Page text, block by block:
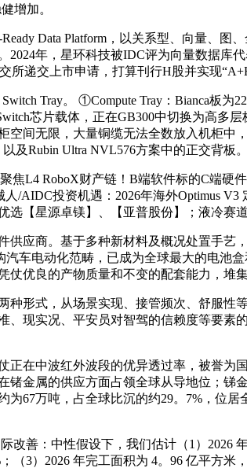
增加。
Data Platform，以关系型、向量、图
2024年，星环科技被IDC评为向量数据
所递交上市申请，打算刊行H股并实现
Tray。 ①Compute Tray：Bianca板
芯片载体，正在GB300中切换为高多
间无限，大量铜缆无法全数放入机柜
及Rubin Ultra NVL576方案中的正交背板。
L4 RoboX财产链！B端软件标的C端硬
/AIDC投资机遇：2026年海外Optimus
选【星源卓镁】、【亚普股份】；液冷赛
商。基于多种新材料及概况处置手艺
车电动化范畴，已成为全球最大的电池
仗优良的产物质量和不变的配套能力，堆
式，从场景实现、接管频次、舒服性
现实况、平安员对智驾的信赖度等要
中波红外波段的优异透过率，被誉为
锗金属的供应方面占领全球从导地位；
67万吨，占全球比沉的约29。7%，位
善：中性假设下，我们估计（1）2026
（3）2026 年完工面积为 4。96 亿平方